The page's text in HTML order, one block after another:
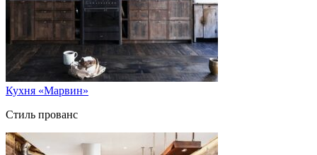
Кухня «Марвин»
Стиль прованс